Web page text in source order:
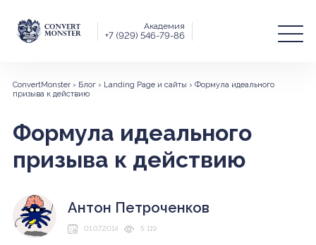
Академия
+7 (929) 546-79-86
ConvertMonster› Блог› Landing Page и сайты › Формула идеального
призыва к действию
Формула идеального
призыва к действию
Антон Петроченков
01.07.2014 5 119